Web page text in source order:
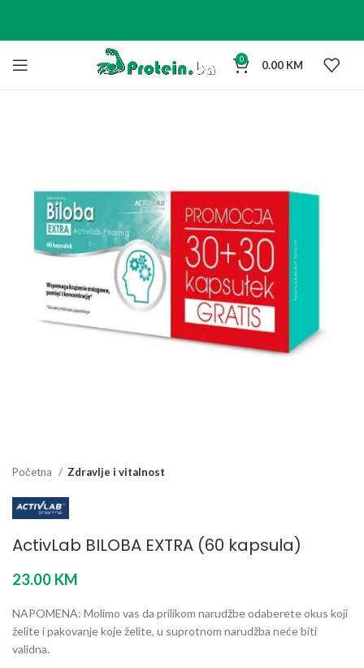
0 0.00 KM
Početna Zdravlje i vitalnost
ActivLab BILOBA EXTRA (60 kapsula)
23.00 KM
NAPOMENA: Molimo vas da prilikom narudžbe odaberete okus koji
želite i pakovanje koje želite, u suprotnom narudžba neće biti
validna.